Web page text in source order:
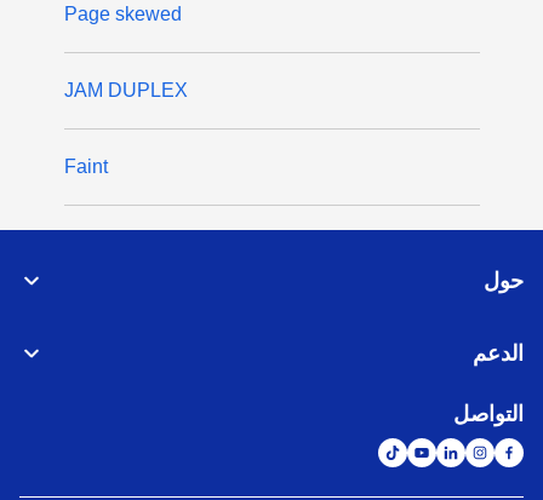
Page skewed
JAM DUPLEX
Faint
حول
الدعم
التواصل